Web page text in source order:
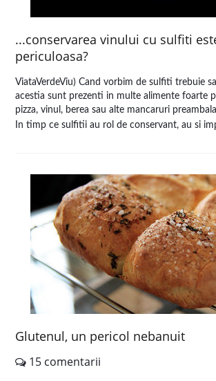
...conservarea vinului cu sulfiti
periculoasa?
ViataVerdeViu) Cand vorbim de sulfiti trebuie
acestia sunt prezenti in multe alimente foarte
pizza, vinul, berea sau alte mancaruri
In timp ce sulfitii au rol de conservant, au si
Glutenul, un pericol nebanuit
15 comentarii